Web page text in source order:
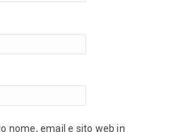
nome, email e sito web in